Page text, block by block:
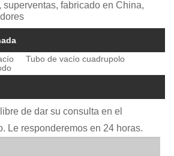
fabricado en China,
Tubo de vacío cuadrupolo
de dar su consulta en el
Le responderemos en 24 horas.